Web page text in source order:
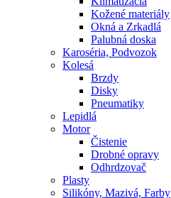
Kožené materiály
Okná a Zrkadlá
Palubná doska
Karoséria, Podvozok
Kolesá
Brzdy
Disky
Pneumatiky
Lepidlá
Motor
Čistenie
Drobné opravy
Odhrdzovač
Plasty
Silikóny, Mazivá, Farby